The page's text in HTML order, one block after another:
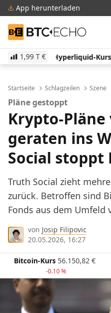
App herunterladen
BTC-ECHO
1,99 T €
Kurs 46,91 € -1.10%
Startseite Schlagzeilen Szene
Pläne gestoppt
Krypto-
geraten ins
Social stoppt
Truth Social zieht
zurück. Betroffen sind
Fonds aus dem Umfeld
von Josip Filipovic
20.05.2026, 16:27
Bitcoin-Kurs 56.150,82 €
-0.10 %